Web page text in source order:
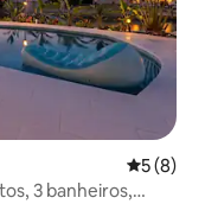
5 de
5 (8)
3 banheiros,